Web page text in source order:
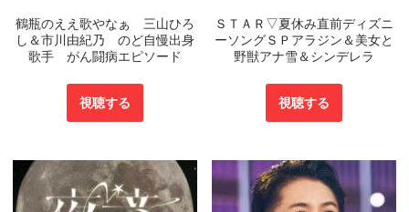
鶴瓶のええ歌やなぁ 三山ひろ
し＆市川由紀乃 のど自慢出身
歌手 がん闘病エピソード
視聴する
ＳＴＡＲ▽夏休み直前ディズニ
ーソングＳＰアラジン＆美女と
野獣アナ雪＆シンデレラ
視聴する